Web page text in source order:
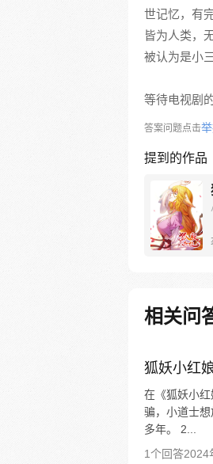
世记忆，有
皆为人类，
被认为是小
等待电视剧
答案问题点击
提到的作品
相关问
狐妖小红
在《狐妖小
骗，小道士
多年。 2...
1个回答2024